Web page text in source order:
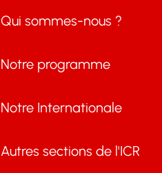
Qui sommes-nous ?
Notre programme
Notre Internationale
Autres sections de l'ICR